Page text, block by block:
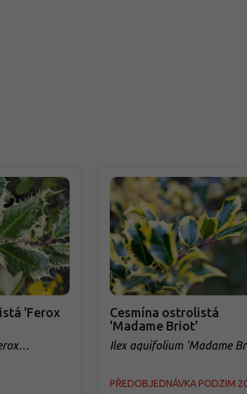
'Ferox
Cesmína ostrolistá
'Madame Briot'
Ilex aquifolium 'Madame
PŘEDOBJEDNÁVKA PODZIM